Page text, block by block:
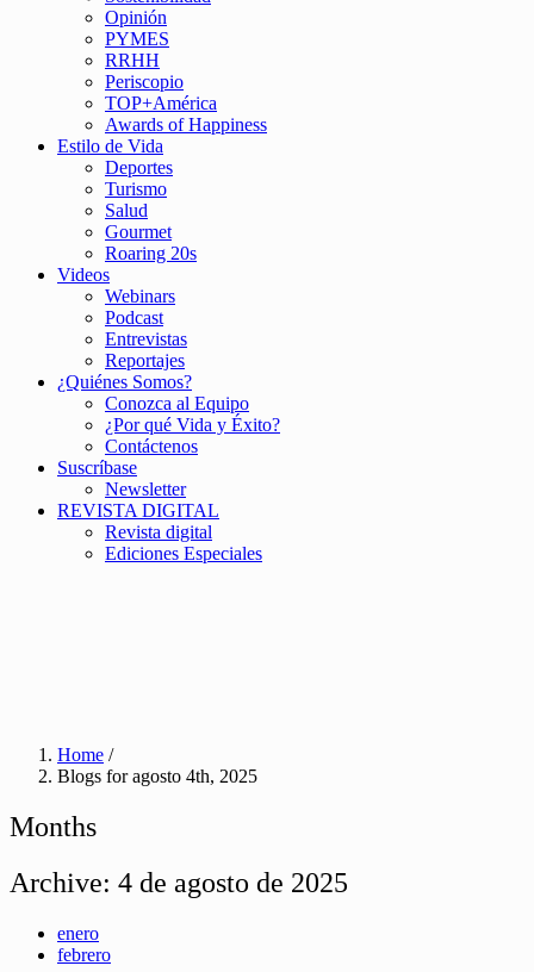
Opinión
PYMES
RRHH
Periscopio
TOP+América
Awards of Happiness
Estilo de Vida
Deportes
Turismo
Salud
Gourmet
Roaring 20s
Videos
Webinars
Podcast
Entrevistas
Reportajes
¿Quiénes Somos?
Conozca al Equipo
¿Por qué Vida y Éxito?
Contáctenos
Suscríbase
Newsletter
REVISTA DIGITAL
Revista digital
Ediciones Especiales
Home /
Blogs for agosto 4th, 2025
Months
Archive: 4 de agosto de 2025
enero
febrero